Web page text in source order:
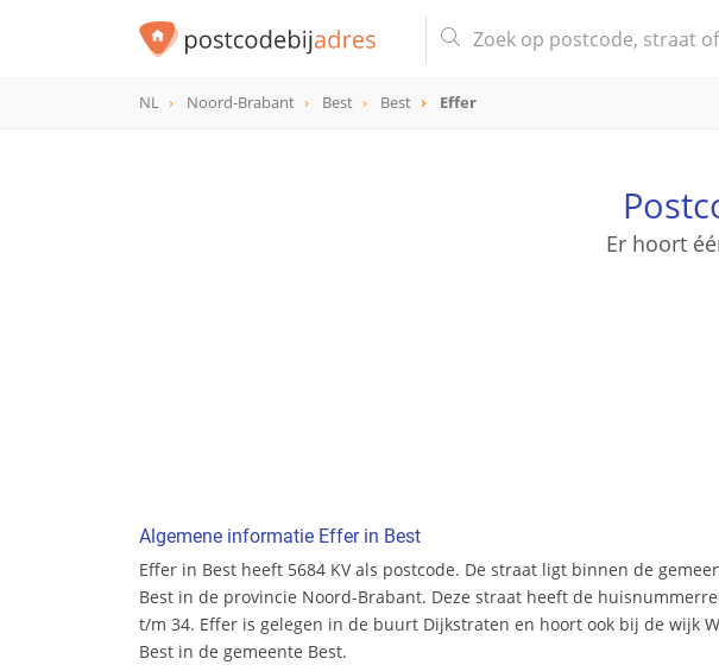
NL Noord-Brabant Best Best Effer
Er hoort
Algemene informatie Effer in Best
Effer in Best heeft 5684 KV als postcode. De straat ligt binnen de
Best in de provincie Noord-Brabant. Deze straat heeft de
t/m 34. Effer is gelegen in de buurt Dijkstraten en hoort ook bij de wijk
Best in de gemeente Best.